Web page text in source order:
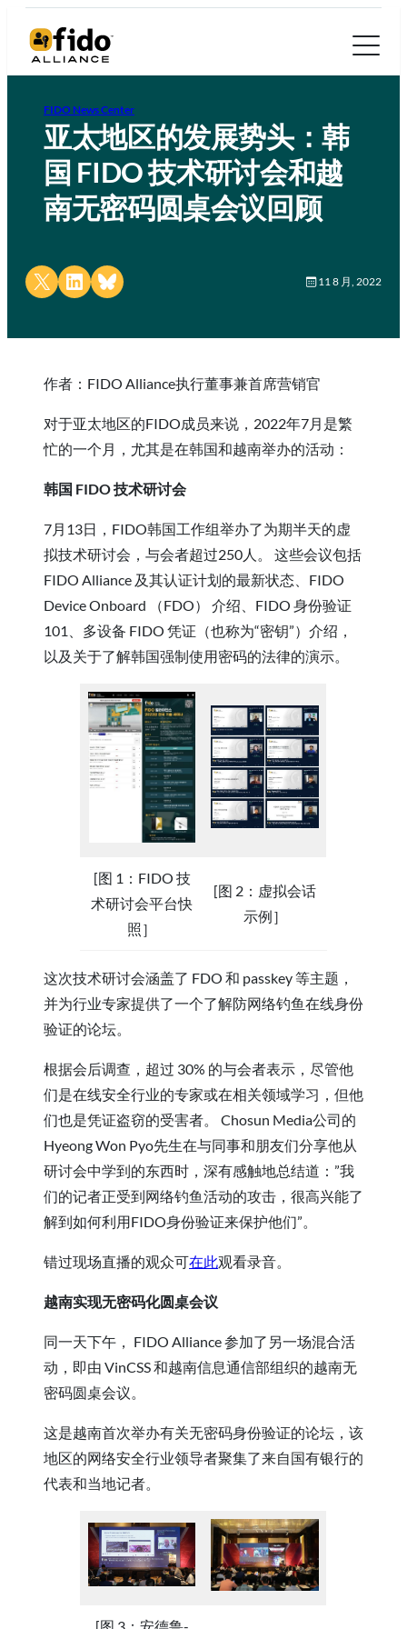
FIDO News Center
亚太地区的发展势头：韩
国 FIDO 技术研讨会和越
南无密码圆桌会议回顾
Share on X Share on LinkedIn
Share on Bluesky 11 8 月, 2022
作者：FIDO Alliance执行董事兼首席营销官
对于亚太地区的FIDO成员来说，2022年7月是繁
忙的一个月，尤其是在韩国和越南举办的活动：
韩国 FIDO 技术研讨会
7月13日，FIDO韩国工作组举办了为期半天的虚
拟技术研讨会，与会者超过250人。 这些会议包括
FIDO Alliance 及其认证计划的最新状态、FIDO
Device Onboard （FDO） 介绍、FIDO 身份验证
101、多设备 FIDO 凭证（也称为“密钥”）介绍，
以及关于了解韩国强制使用密码的法律的演示。
[图 1：FIDO 技
术研讨会平台快
照］
[图 2：虚拟会话
示例］
这次技术研讨会涵盖了 FDO 和 passkey 等主题，
并为行业专家提供了一个了解防网络钓鱼在线身份
验证的论坛。
根据会后调查，超过 30% 的与会者表示，尽管他
们是在线安全行业的专家或在相关领域学习，但他
们也是凭证盗窃的受害者。 Chosun Media公司的
Hyeong Won Pyo先生在与同事和朋友们分享他从
研讨会中学到的东西时，深有感触地总结道：”我
们的记者正受到网络钓鱼活动的攻击，很高兴能了
解到如何利用FIDO身份验证来保护他们”。
错过现场直播的观众可在此观看录音。
越南实现无密码化圆桌会议
同一天下午， FIDO Alliance 参加了另一场混合活
动，即由 VinCSS 和越南信息通信部组织的越南无
密码圆桌会议。
这是越南首次举办有关无密码身份验证的论坛，该
地区的网络安全行业领导者聚集了来自国有银行的
代表和当地记者。